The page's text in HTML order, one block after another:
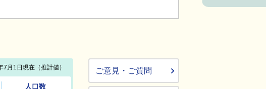
ご意見・ご質問